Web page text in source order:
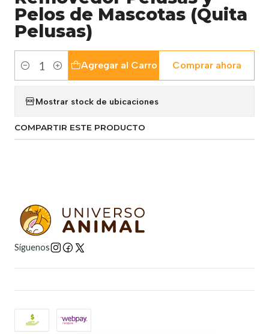
Pelos de Mascotas (Quita
Pelusas)
Cantidad
Agregar al Carro Comprar ahora
Mostrar stock de ubicaciones
COMPARTIR ESTE PRODUCTO
Síguenos